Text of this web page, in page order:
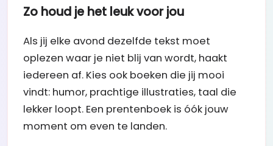
Zo houd je het leuk voor jou
Als jij elke avond dezelfde tekst moet
oplezen waar je niet blij van wordt, haakt
iedereen af. Kies ook boeken die jij mooi
vindt: humor, prachtige illustraties, taal die
lekker loopt. Een prentenboek is óók jouw
moment om even te landen.